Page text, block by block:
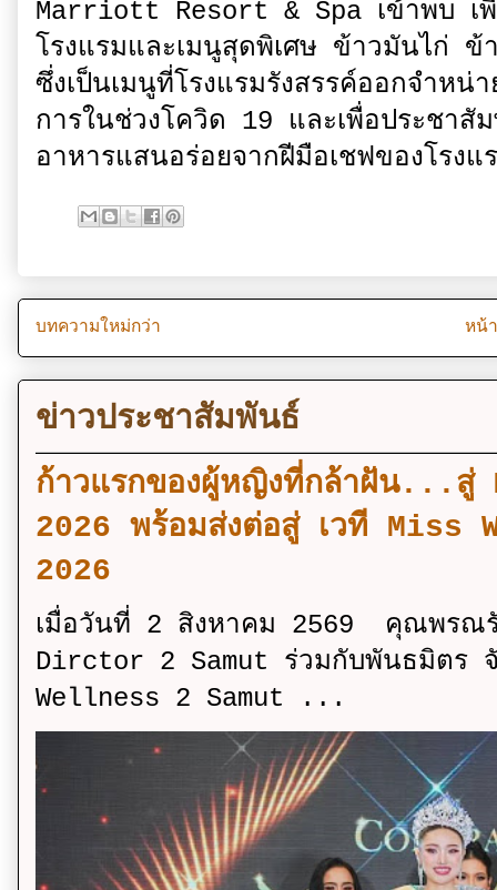
Marriott Resort & Spa เข้าพบ เพื่
โรงแรมและเมนูสุดพิเศษ ข้าวมันไก่
ซึ่งเป็นเมนูที่โรงแรมรังสรรค์ออกจำห
การในช่วงโควิด 19 และเพื่อประชาสั
อาหารแสนอร่อยจากฝีมือเชฟของโรง
บทความใหม่กว่า หน้
ข่าวประชาสัมพันธ์
ก้าวแรกของผู้หญิงที่กล้าฝัน...
2026 พร้อมส่งต่อสู่ เวที
2026
เมื่อวันที่ 2 สิงหาคม 2569 คุณพร
Dirctor 2 Samut ร่วมกับพันธมิตร จั
Wellness 2 Samut ...